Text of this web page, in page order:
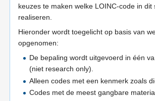
keuzes te maken welke LOINC-code in
realiseren.
Hieronder wordt toegelicht op basis van
opgenomen:
De bepaling wordt uitgevoerd in één
(niet research only).
Alleen codes met een kenmerk zoals
Codes met de meest gangbare